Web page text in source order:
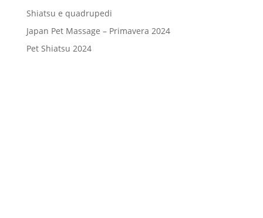
Shiatsu e quadrupedi
Japan Pet Massage – Primavera 2024
Pet Shiatsu 2024